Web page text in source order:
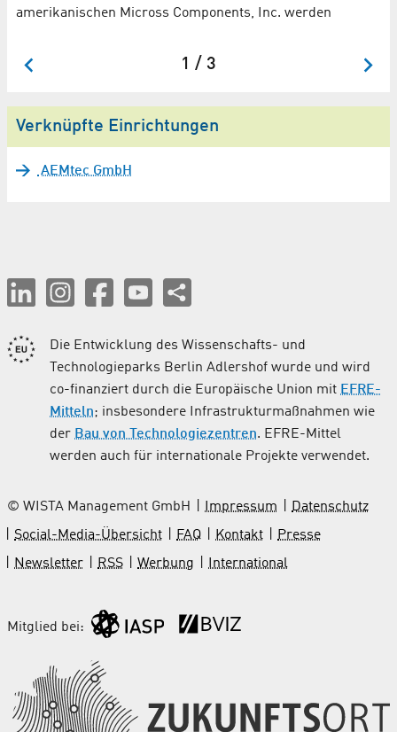
amerikanischen Micross Components, Inc. werden
1 / 3
Verknüpfte Einrichtungen
AEMtec GmbH
Die Entwicklung des Wissenschafts- und
Technologieparks Berlin Adlershof wurde und wird
co-finanziert durch die Europäische Union mit EFRE-
Mitteln; insbesondere Infrastrukturmaßnahmen wie
der Bau von Technologiezentren. EFRE-Mittel
werden auch für internationale Projekte verwendet.
© WISTA Management GmbH Impressum
Datenschutz
Social-Media-Übersicht
FAQ Kontakt
Presse
Newsletter
RSS Werbung International
Mitglied bei: